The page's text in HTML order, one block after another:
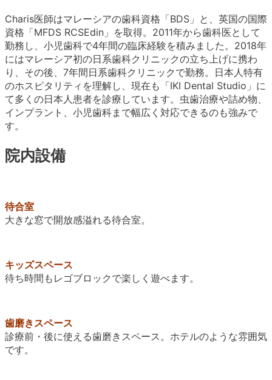
Charis医師はマレーシアの歯科資格「BDS」と、英国の国際
資格「MFDS RCSEdin」を取得。2011年から歯科医として
勤務し、小児歯科で4年間の臨床経験を積みました。2018年
にはマレーシア初の日系歯科クリニックの立ち上げに携わ
り、その後、7年間日系歯科クリニックで勤務。日本人特有
のホスピタリティを理解し、現在も「IKI Dental Studio」に
て多くの日本人患者を診療しています。虫歯治療や詰め物、
インプラント、小児歯科まで幅広く対応できるのも強みで
す。
院内設備
待合室
大きな窓で開放感溢れる待合室。
キッズスペース
待ち時間もレゴブロックで楽しく遊べます。
歯磨きスペース
診療前・後に使える歯磨きスペース。ホテルのような雰囲気
です。